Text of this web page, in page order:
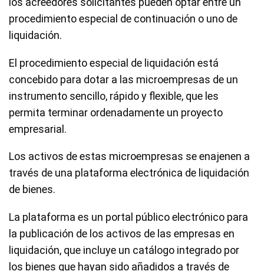
procedimiento especial de continuación o uno de
liquidación.
El procedimiento especial de liquidación está
concebido para dotar a las microempresas de un
instrumento sencillo, rápido y flexible, que les
permita terminar ordenadamente un proyecto
empresarial.
Los activos de estas microempresas se enajenen a
través de una plataforma electrónica de liquidación
de bienes.
La plataforma es un portal público electrónico para
la publicación de los activos de las empresas en
liquidación, que incluye un catálogo integrado por
los bienes que hayan sido añadidos a través de